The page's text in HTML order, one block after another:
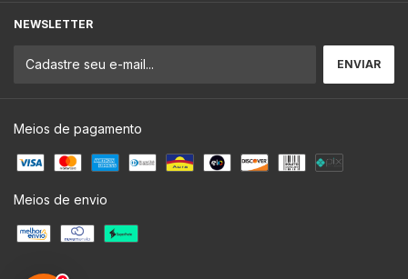
NEWSLETTER
Meios de pagamento
Meios de envio